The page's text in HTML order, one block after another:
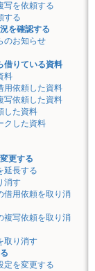
写を依頼する
する
を確認する
のお知らせ
借りている資料
料
用依頼した資料
写依頼した資料
した資料
クした資料
更する
延長する
消す
借用依頼を取り消
複写依頼を取り消
取り消す
定を変更する